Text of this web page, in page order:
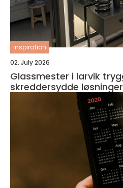
inspiration
02. July 2026
Glassmester i larvik trygghet, presisjon og
skreddersydde løsninger